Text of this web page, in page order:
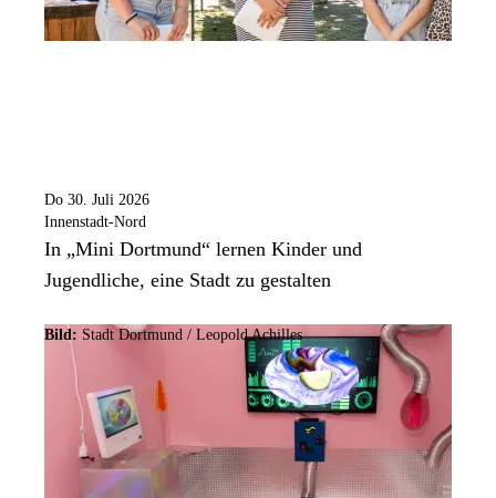
Do 30. Juli 2026
Innenstadt-Nord
In „Mini Dortmund“ lernen Kinder und
Jugendliche, eine Stadt zu gestalten
Bild: Stadt Dortmund / Leopold Achilles